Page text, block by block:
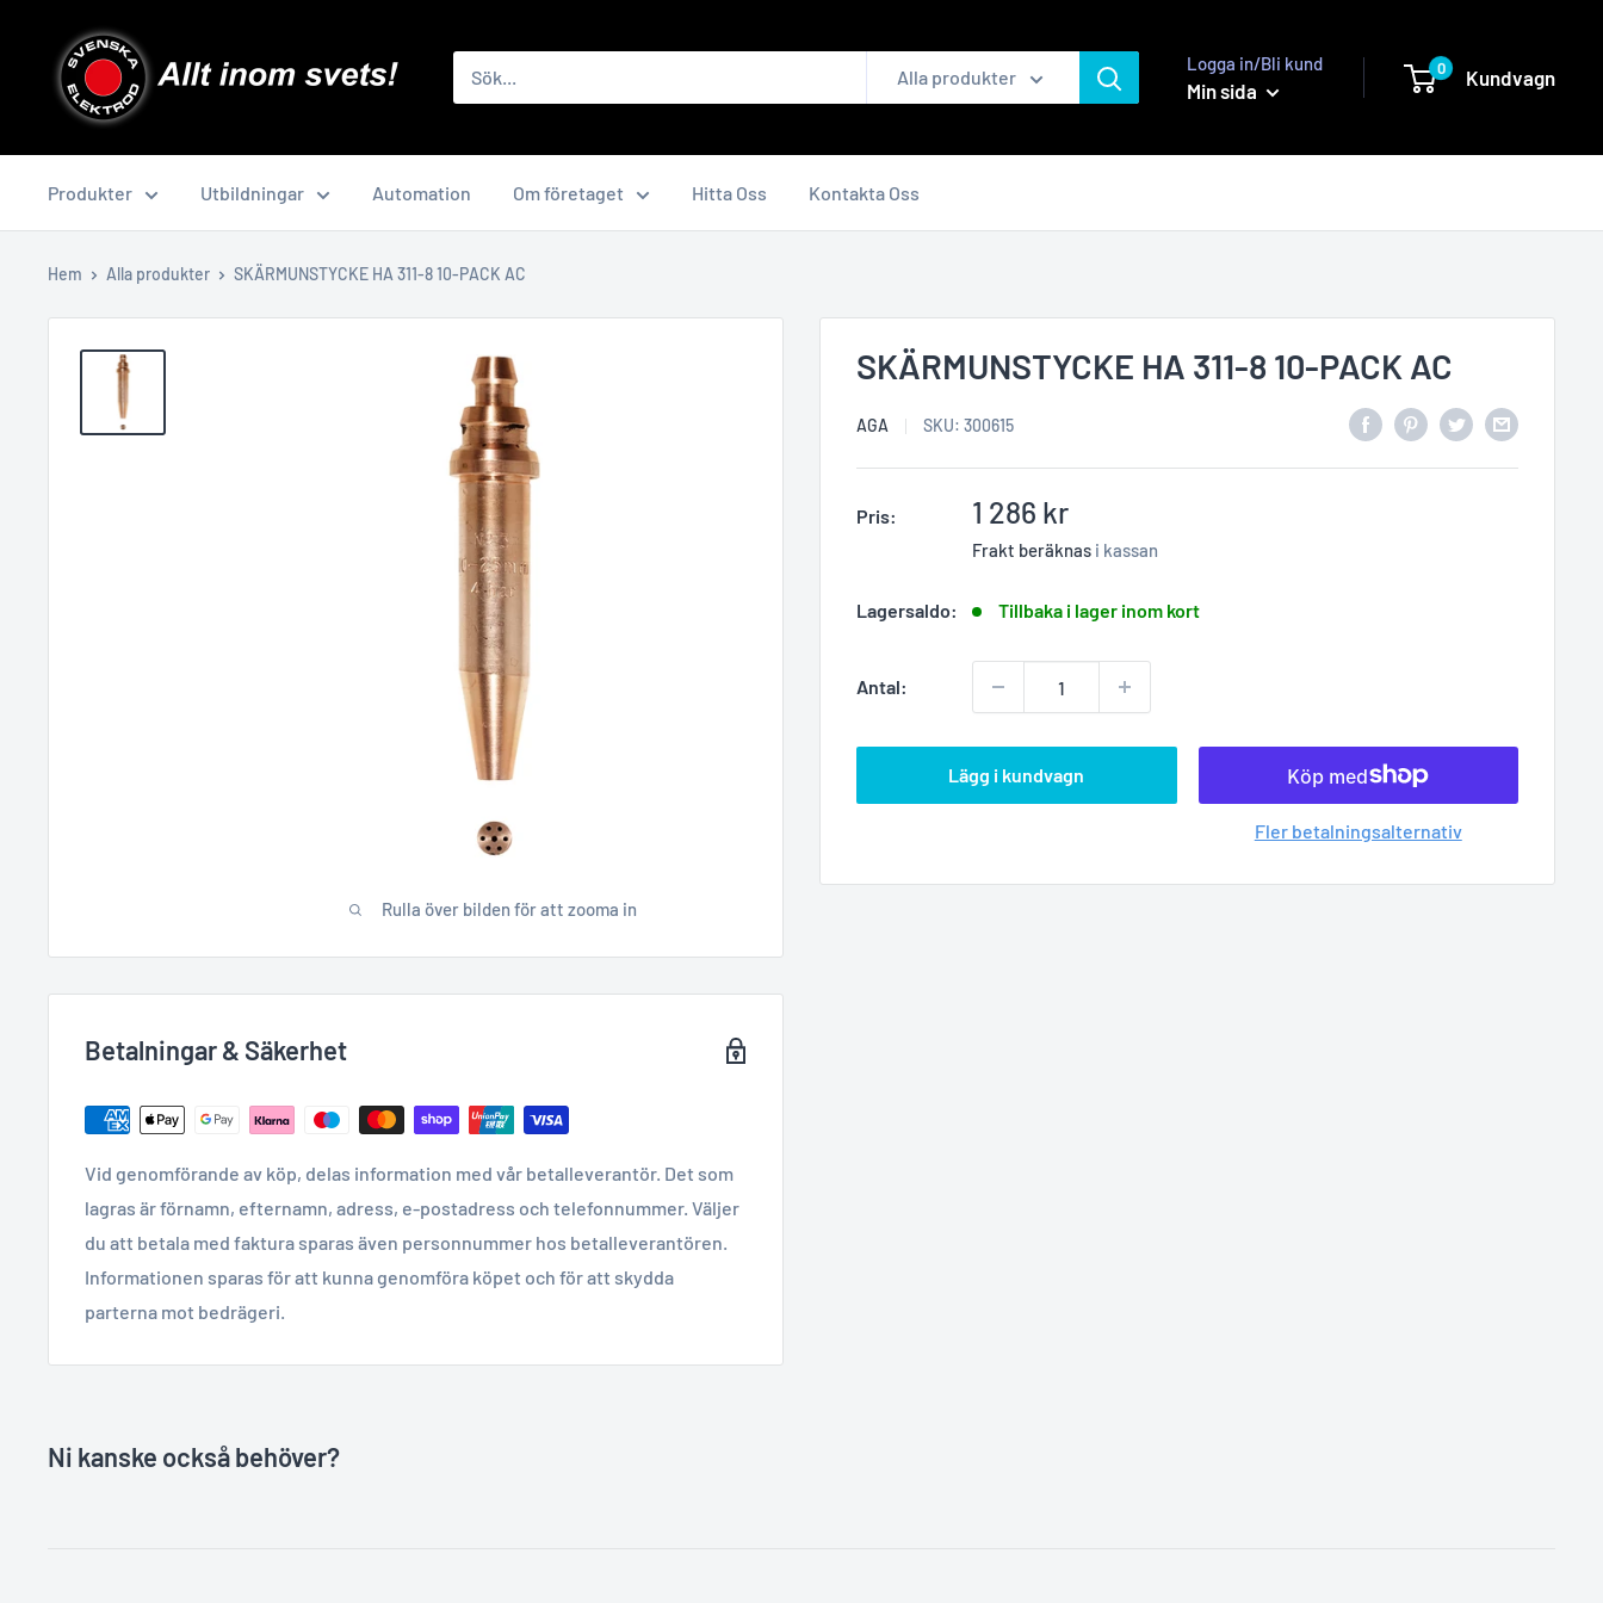
content
Alla produkter
Logga in/Bli kund
Min sida
0 Kundvagn
Produkter Utbildningar Automation Om företaget Hitta Oss Kontakta Oss
Hem Alla produkter SKÄRMUNSTYCKE HA 311-8 10-PACK AC
Rulla över bilden för att zooma in
SKÄRMUNSTYCKE HA 311-8 10-PACK AC
AGA SKU: 300615
Pris: Reapris
1 286 kr
Frakt beräknas i kassan
Lagersaldo: Tillbaka i lager inom kort
Antal:
Lägg i kundvagn
Fler betalningsalternativ
Betalningar & Säkerhet
Vid genomförande av köp, delas information med vår betalleverantör. Det som
lagras är förnamn, efternamn, adress, e-postadress och telefonnummer. Väljer
du att betala med faktura sparas även personnummer hos betalleverantören.
Informationen sparas för att kunna genomföra köpet och för att skydda
parterna mot bedrägeri.
Ni kanske också behöver?